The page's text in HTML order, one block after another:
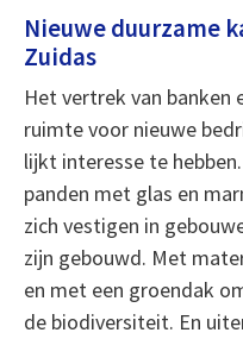
Nieuwe duurzame
Zuidas
Het vertrek van
ruimte voor nieuwe
lijkt interesse te
panden met glas en
zich vestigen in
zijn gebouwd. Met
en met een groendak
de biodiversiteit. En